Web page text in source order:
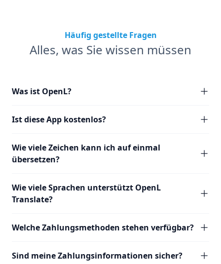
Häufig gestellte Fragen
Alles, was Sie wissen müssen
Was ist OpenL?
Ist diese App kostenlos?
Wie viele Zeichen kann ich auf einmal
übersetzen?
Wie viele Sprachen unterstützt OpenL
Translate?
Welche Zahlungsmethoden stehen verfügbar?
Sind meine Zahlungsinformationen sicher?